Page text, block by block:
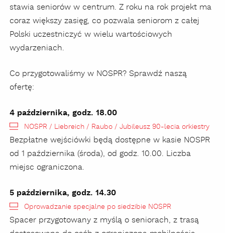
stawia seniorów w centrum. Z roku na rok projekt ma
coraz większy zasięg, co pozwala seniorom z całej
Polski uczestniczyć w wielu wartościowych
wydarzeniach.
Co przygotowaliśmy w NOSPR? Sprawdź naszą
ofertę:
4 października, godz. 18.00
NOSPR / Liebreich / Raubo / Jubileusz 90-lecia orkiestry
Bezpłatne wejściówki będą dostępne w kasie NOSPR
od 1 października (środa), od godz. 10.00. Liczba
miejsc ograniczona.
5 października, godz. 14.30
Oprowadzanie specjalne po siedzibie NOSPR
Spacer przygotowany z myślą o seniorach, z trasą